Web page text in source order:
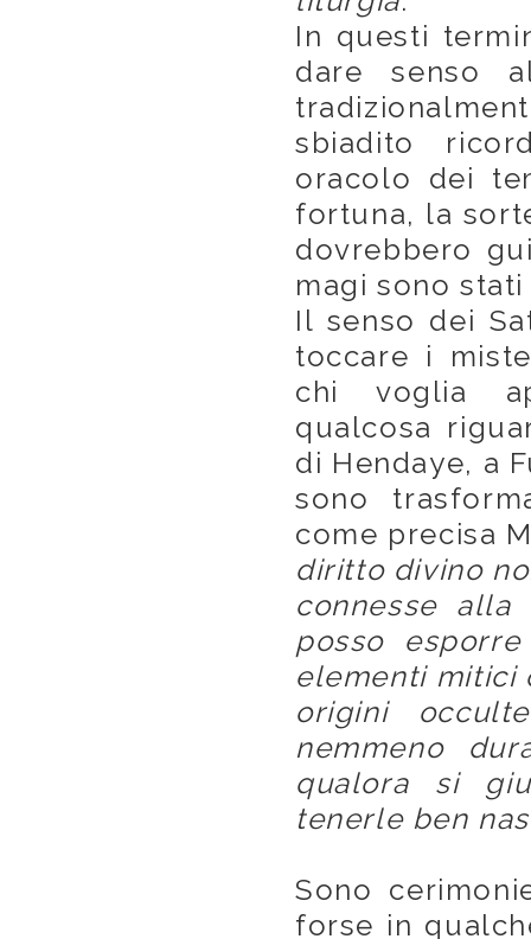
In questi
dare senso
sbiadito
oracolo dei
fortuna, la
dovrebbero
magi sono
Il senso dei
toccare i
chi voglia
qualcosa
di Hendaye, a
sono
come precisa
diritto divino
connesse alla
posso
elementi mitici
origini
nemmeno
qualora si
tenerle ben
Sono
forse in